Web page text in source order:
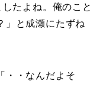
したよね。俺のこと
」と成瀬にたずね
・・なんだよそ